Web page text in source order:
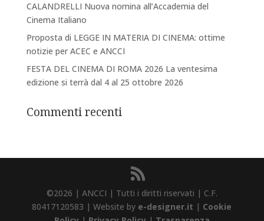
CALANDRELLI Nuova nomina all’Accademia del
Cinema Italiano
Proposta di LEGGE IN MATERIA DI CINEMA: ottime
notizie per ACEC e ANCCI
FESTA DEL CINEMA DI ROMA 2026 La ventesima
edizione si terrà dal 4 al 25 ottobre 2026
Commenti recenti
©2026 | ANCCI | Tutti i diritti riservati | C.F.
80417120583 | Website by e-designer.it | Cookie